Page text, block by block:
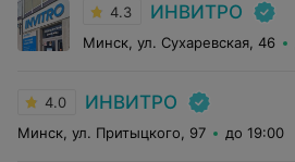
4.3 ИНВИТРО
Минск, ул. Сухаревская, 46
4.0 ИНВИТРО
Минск, ул. Притыцкого, 97 до 19:00